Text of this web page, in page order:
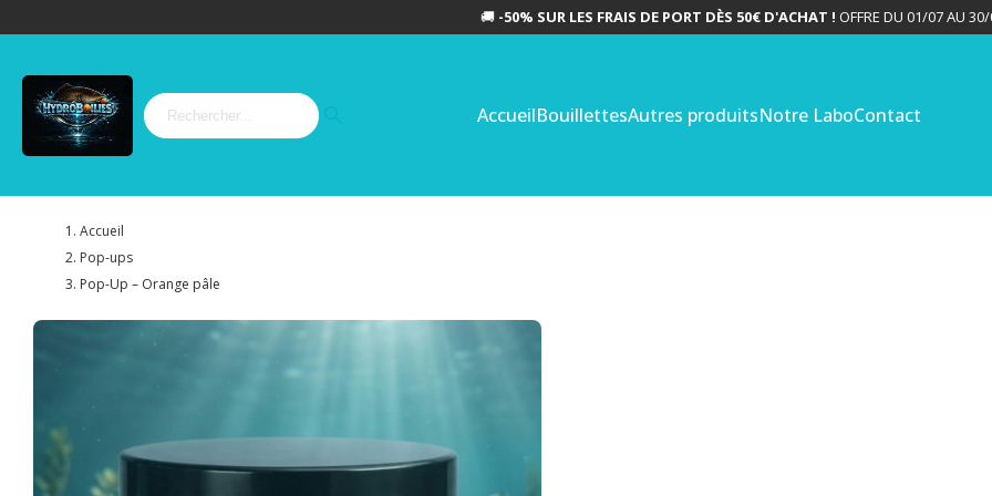
🚚 -50% SUR LES FRAIS DE PORT DÈS 50€ D'ACHAT ! OFFRE DU 01/07 AU
AccueilBouillettesAutres produitsNotre LaboContact
Accueil
Pop-ups
Pop-Up – Orange pâle